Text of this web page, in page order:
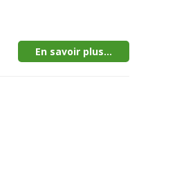
En savoir plus...